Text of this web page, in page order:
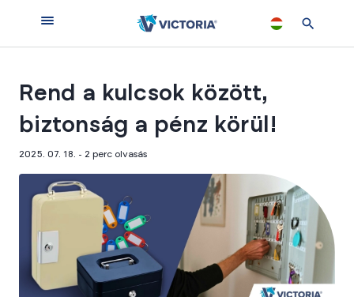
Rend a kulcsok között,
biztonság a pénz körül!
2025. 07. 18. - 2 perc olvasás